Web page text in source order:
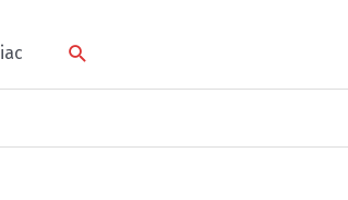
Hľadať